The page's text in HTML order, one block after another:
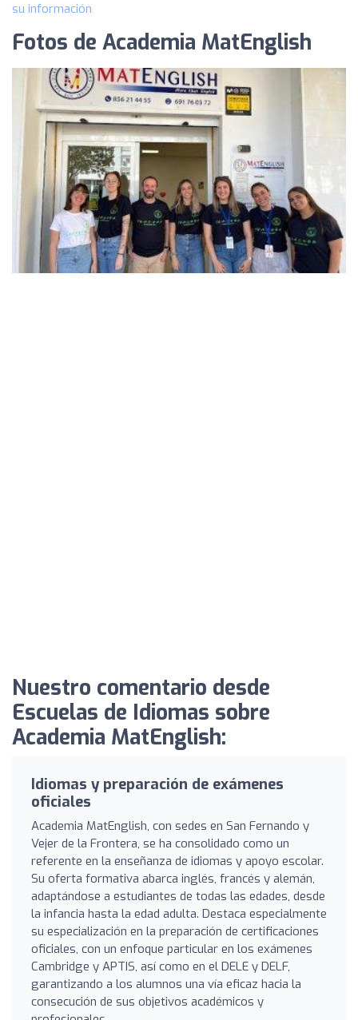
su información
Fotos de Academia MatEnglish
Nuestro comentario desde
Escuelas de Idiomas sobre
Academia MatEnglish:
Idiomas y preparación de exámenes
oficiales
Academia MatEnglish, con sedes en San Fernando y
Vejer de la Frontera, se ha consolidado como un
referente en la enseñanza de idiomas y apoyo escolar.
Su oferta formativa abarca inglés, francés y alemán,
adaptándose a estudiantes de todas las edades, desde
la infancia hasta la edad adulta. Destaca especialmente
su especialización en la preparación de certificaciones
oficiales, con un enfoque particular en los exámenes
Cambridge y APTIS, así como en el DELE y DELF,
garantizando a los alumnos una vía eficaz hacia la
consecución de sus objetivos académicos y